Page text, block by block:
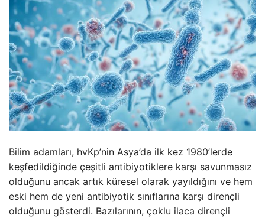
Bilim adamları, hvKp’nin Asya’da ilk kez 1980’lerde
keşfedildiğinde çeşitli antibiyotiklere karşı savunmasız
olduğunu ancak artık küresel olarak yayıldığını ve hem
eski hem de yeni antibiyotik sınıflarına karşı dirençli
olduğunu gösterdi. Bazılarının, çoklu ilaca dirençli